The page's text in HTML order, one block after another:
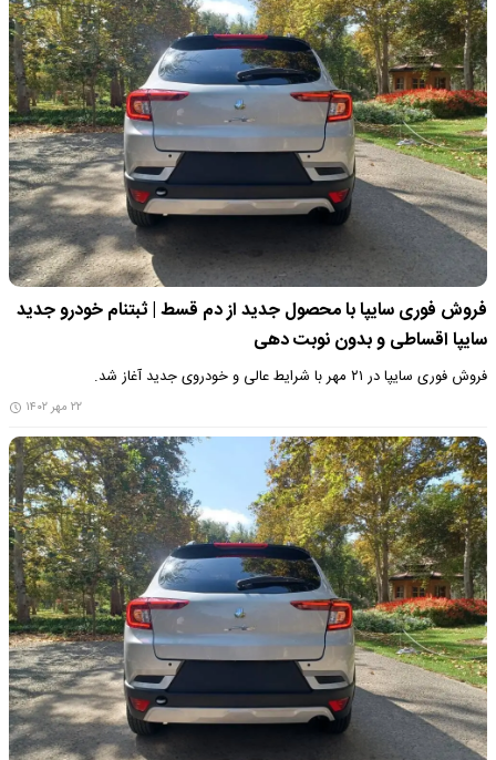
فروش فوری سایپا با محصول جدید از دم قسط | ثبتنام خودرو جدید
سایپا اقساطی و بدون نوبت دهی
فروش فوری سایپا در ۲۱ مهر با شرایط عالی و خودروی جدید آغاز شد.
۲۲ مهر ۱۴۰۲